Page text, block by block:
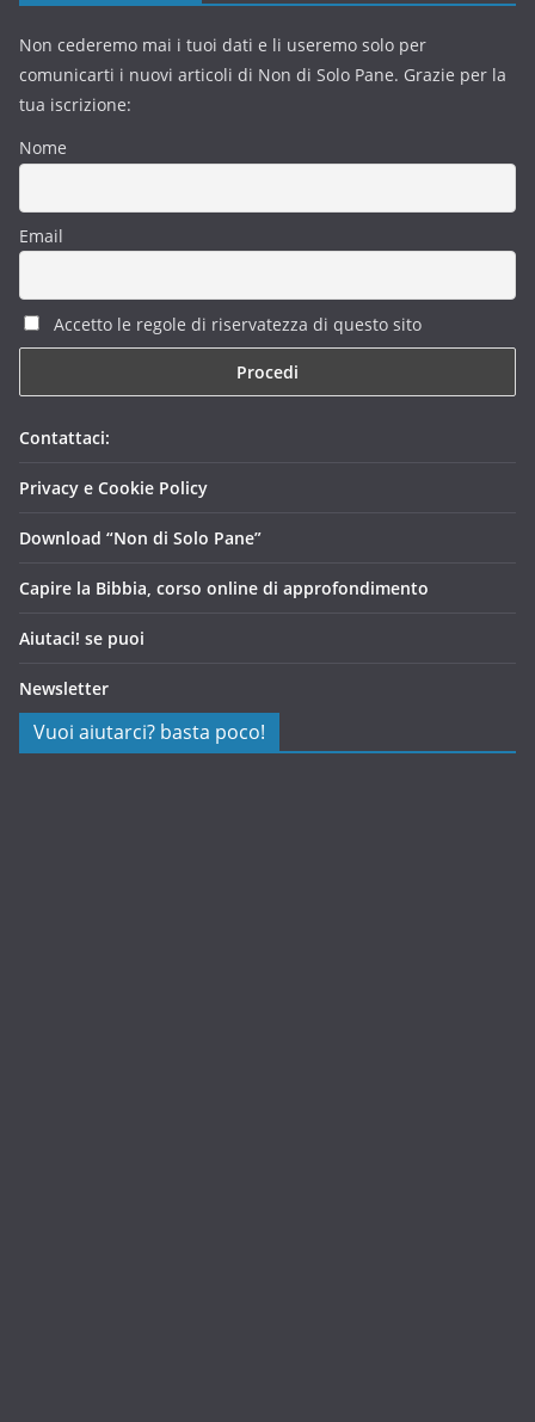
Non cederemo mai i tuoi dati e li useremo solo per
comunicarti i nuovi articoli di Non di Solo Pane. Grazie per la
tua iscrizione:
Nome
Email
Accetto le regole di riservatezza di questo sito
Contattaci:
Privacy e Cookie Policy
Download “Non di Solo Pane”
Capire la Bibbia, corso online di approfondimento
Aiutaci! se puoi
Newsletter
Vuoi aiutarci? basta poco!